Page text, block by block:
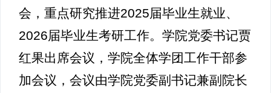
会，重点研究推进2025届毕业生就业、
2026届毕业生考研工作。学院党委书记贾
红果出席会议，学院全体学团工作干部参
加会议，会议由学院党委副书记兼副院长